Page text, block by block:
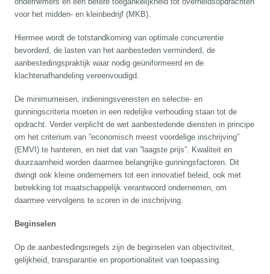
voor het midden- en kleinbedrijf (MKB).
Hiermee wordt de totstandkoming van optimale concurrentie
bevorderd, de lasten van het aanbesteden verminderd, de
aanbestedingspraktijk waar nodig geüniformeerd en de
klachtenafhandeling vereenvoudigd.
De minimumeisen, indieningsvereisten en selectie- en
gunningscriteria moeten in een redelijke verhouding staan tot de
opdracht. Verder verplicht de wet aanbestedende diensten in principe
om het criterium van ”economisch meest voordelige inschrijving”
(EMVI) te hanteren, en niet dat van ”laagste prijs”. Kwaliteit en
duurzaamheid worden daarmee belangrijke gunningsfactoren. Dit
dwingt ook kleine ondernemers tot een innovatief beleid, ook met
betrekking tot maatschappelijk verantwoord ondernemen, om
daarmee vervolgens te scoren in de inschrijving.
Beginselen
Op de aanbestedingsregels zijn de beginselen van objectiviteit,
gelijkheid, transparantie en proportionaliteit van toepassing.